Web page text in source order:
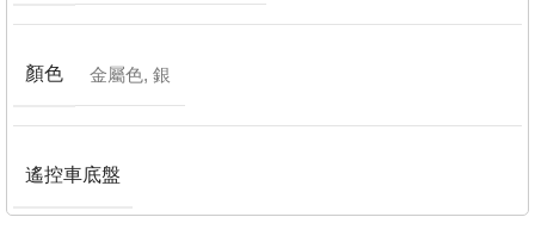
顏色 金屬色, 銀
遙控車底盤